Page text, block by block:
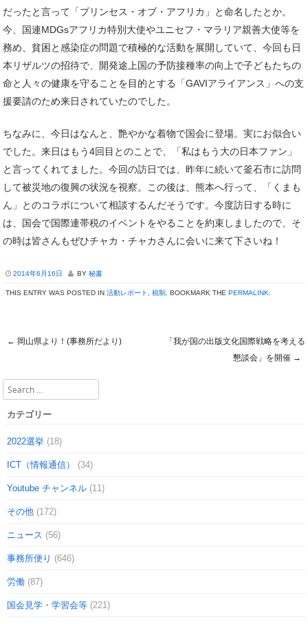
だったと言って「プリンセス・オブ・アフリカ」と命名したとか。
今、国連MDGsアフリカ特別大使やユニセフ・マラリア親善大使等を
務め、貧困と感染症の問題で積極的な活動を展開していて、今回も日
本リザルツの招待で、開発途上国の予防接種率の向上で子どもたちの
命と人々の健康を守ることを目的とする「GAVIアライアンス」への支
援要請のため来日されていたのでした。
ちなみに、今日はなんと、艶やかな着物で国会に登場。実にお似合い
でした。来日はもう4回目とのことで、「私はもう大の日本ファン」
と言ってくれてました。今回の訪日では、昨年に続いて釜石市に訪問
して被災地の復興の状況を視察。この後は、熊本へ行って、「くまも
ん」とのコラボについて相談するんだそうです。今度訪日する時に
は、国会で国際連帯税のイベントをやることを約束しましたので、そ
の時は皆さんもぜひチャカ・チャカさんに会いに来て下さいね！
2014年6月16日 BY 秘書
THIS ENTRY WAS POSTED IN 活動レポート 税制 . BOOKMARK THE PERMALINK
← 岡山県より！(事務所だより)
「我が国の出版文化国際戦略を考える
懇談会」を開催 →
Search
カテゴリー
2022選挙 (18)
ICT（情報通信） (34)
Youtube チャンネル (11)
その他 (172)
ニュース (56)
事務所便り (646)
労働 (87)
国会見学・学習会等 (221)